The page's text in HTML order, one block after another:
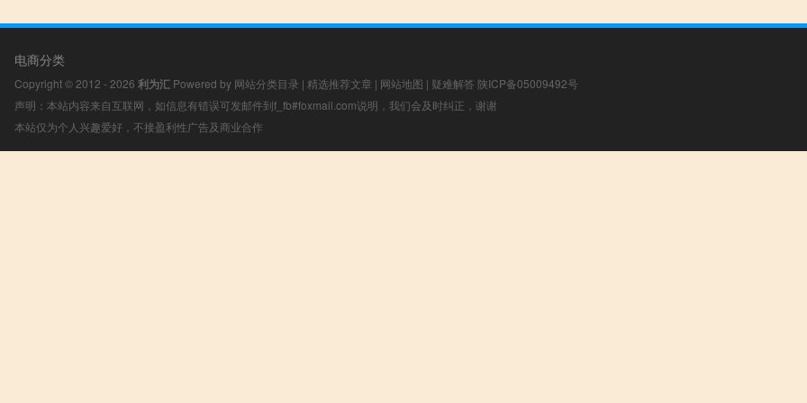
电商分类
Copyright © 2012 - 2026 利为汇 Powered by 网站分类目录 | 精选推荐文章 | 网站地图 | 疑难解答 陕ICP备05009492号
声明：本站内容来自互联网，如信息有错误可发邮件到f_fb#foxmail.com说明，我们会及时纠正，谢谢
本站仅为个人兴趣爱好，不接盈利性广告及商业合作